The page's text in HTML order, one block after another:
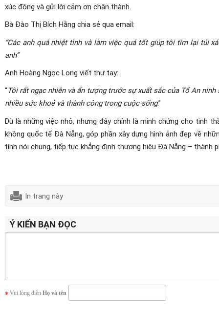
xúc động và gửi lời cảm ơn chân thành.
Bà Đào Thị Bích Hằng chia sẻ qua email:
“Các anh quá nhiệt tình và làm việc quá tốt giúp tôi tìm lại túi
anh”
Anh Hoàng Ngọc Long viết thư tay:
“Tôi rất ngạc nhiên và ấn tượng trước sự xuất sắc của Tổ An
nhiều sức khoẻ và thành công trong cuộc sống.”
Dù là những việc nhỏ, nhưng đây chính là minh chứng cho tinh
không quốc tế Đà Nẵng, góp phần xây dựng hình ảnh đẹp về
tình nói chung, tiếp tục khẳng định thương hiệu Đà Nẵng – thành
In trang này
Ý KIẾN BẠN ĐỌC
Vui lòng điền Họ và tên